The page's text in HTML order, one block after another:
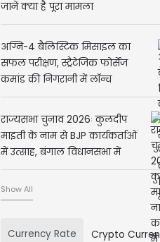
जानें क्या है पूरा मामला
अग्नि-4 बैलिस्टिक मिसाइल का
सफल परीक्षण, स्ट्रैटेजिक फोर्सेज
कमांड की निगरानी में लॉन्च
राज्यसभा चुनाव 2026ः कुलदीप
माइती के नाम से BJP कार्यकर्ताओं
में उत्साह, बंगाल विधानसभा में
बीजेपी विधायक 207
Show All
Currency Rate Crypto